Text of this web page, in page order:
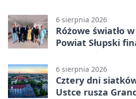
6 sierpnia 2026
Różowe światło
Powiat Słupski
6 sierpnia 2026
Cztery dni
Ustce rusza